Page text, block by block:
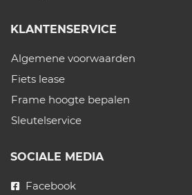
KLANTENSERVICE
Algemene voorwaarden
Fiets lease
Frame hoogte bepalen
Sleutelservice
SOCIALE MEDIA
Facebook